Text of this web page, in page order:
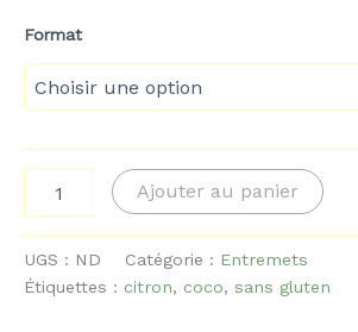
4,40 €
à
30,00 €
Format
coco,
citron
et
Ajouter au panier
UGS : ND Catégorie : Entremets
Étiquettes : citron, coco, sans gluten